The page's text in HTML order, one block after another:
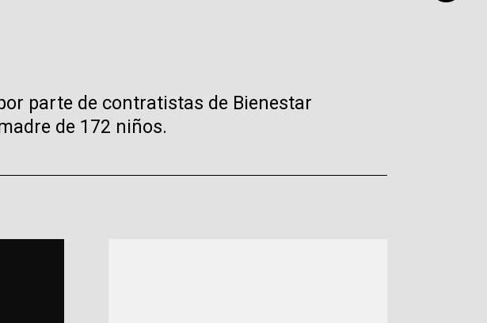
parte de contratistas de Bienestar
de 172 niños.